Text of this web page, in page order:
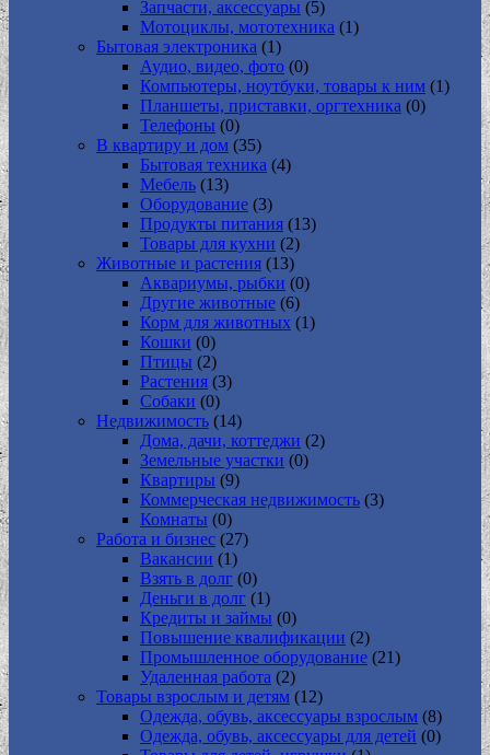
Запчасти, аксессуары (5)
Мотоциклы, мототехника (1)
Бытовая электроника (1)
Аудио, видео, фото (0)
Компьютеры, ноутбуки, товары к ним (1)
Планшеты, приставки, оргтехника (0)
Телефоны (0)
В квартиру и дом (35)
Бытовая техника (4)
Мебель (13)
Оборудование (3)
Продукты питания (13)
Товары для кухни (2)
Животные и растения (13)
Аквариумы, рыбки (0)
Другие животные (6)
Корм для животных (1)
Кошки (0)
Птицы (2)
Растения (3)
Собаки (0)
Недвижимость (14)
Дома, дачи, коттеджи (2)
Земельные участки (0)
Квартиры (9)
Коммерческая недвижимость (3)
Комнаты (0)
Работа и бизнес (27)
Вакансии (1)
Взять в долг (0)
Деньги в долг (1)
Кредиты и займы (0)
Повышение квалификации (2)
Промышленное оборудование (21)
Удаленная работа (2)
Товары взрослым и детям (12)
Одежда, обувь, аксессуары взрослым (8)
Одежда, обувь, аксессуары для детей (0)